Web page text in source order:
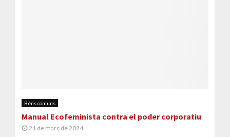
Béns comuns
Manual Ecofeminista contra el poder corporatiu
21 de març de 2024